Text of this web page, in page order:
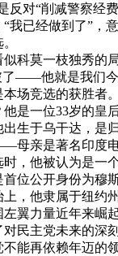
反对“削减警察经
我已经做到了”，
似科莫一枝独秀的
了——他就是我们
场竞选的获胜者。
他是一位33岁的皇
出生于乌干达，是
母亲是著名印度
，他被认为是一
首位公开身份为穆
，他隶属于纽约
翼力量近年来崛
对民主党未来的深
能再依赖年迈的